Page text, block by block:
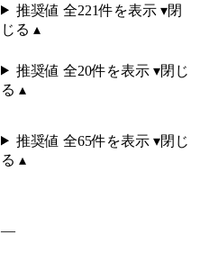
推奨値 全221件を表示 ▾閉
じる ▴
推奨値 全20件を表示 ▾閉じ
る ▴
推奨値 全65件を表示 ▾閉じ
る ▴
—